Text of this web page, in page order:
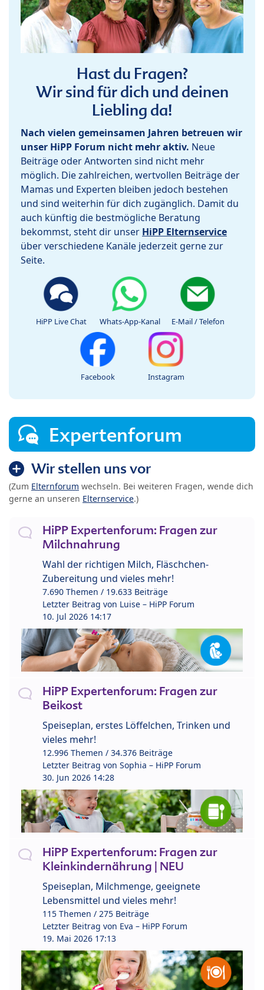
Hast du Fragen?
Wir sind für dich und deinen
Liebling da!
Nach vielen gemeinsamen Jahren betreuen wir
unser HiPP Forum nicht mehr aktiv. Neue
Beiträge oder Antworten sind nicht mehr
möglich. Die zahlreichen, wertvollen Beiträge der
Mamas und Experten bleiben jedoch bestehen
und sind weiterhin für dich zugänglich. Damit du
auch künftig die bestmögliche Beratung
bekommst, steht dir unser HiPP Elternservice
über verschiedene Kanäle jederzeit gerne zur
Seite.
HiPP Live Chat Whats-App-Kanal E-Mail / Telefon
Facebook Instagram
Expertenforum
Wir stellen uns vor
(Zum Elternforum wechseln. Bei weiteren Fragen, wende dich
gerne an unseren Elternservice.)
HiPP Expertenforum: Fragen zur
Milchnahrung
Wahl der richtigen Milch, Fläschchen-
Zubereitung und vieles mehr!
7.690 Themen / 19.633 Beiträge
Letzter Beitrag von Luise – HiPP Forum
10. Jul 2026 14:17
HiPP Expertenforum: Fragen zur
Beikost
Speiseplan, erstes Löffelchen, Trinken und
vieles mehr!
12.996 Themen / 34.376 Beiträge
Letzter Beitrag von Sophia – HiPP Forum
30. Jun 2026 14:28
HiPP Expertenforum: Fragen zur
Kleinkindernährung | NEU
Speiseplan, Milchmenge, geeignete
Lebensmittel und vieles mehr!
115 Themen / 275 Beiträge
Letzter Beitrag von Eva – HiPP Forum
19. Mai 2026 17:13